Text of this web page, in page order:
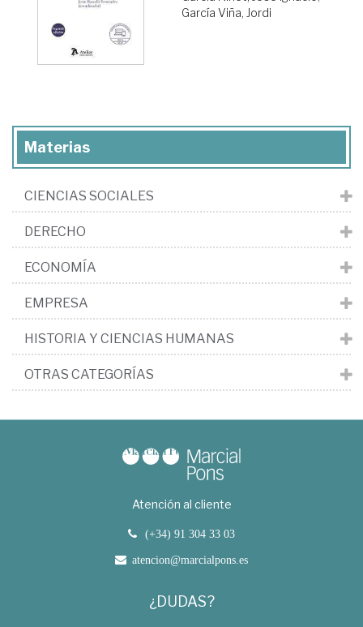
García Viña, Jordi
Materias
CIENCIAS SOCIALES
DERECHO
ECONOMÍA
EMPRESA
HISTORIA Y CIENCIAS HUMANAS
OTRAS CATEGORÍAS
Atención al cliente
(+34) 91 304 33 03
atencion@marcialpons.es
¿DUDAS?